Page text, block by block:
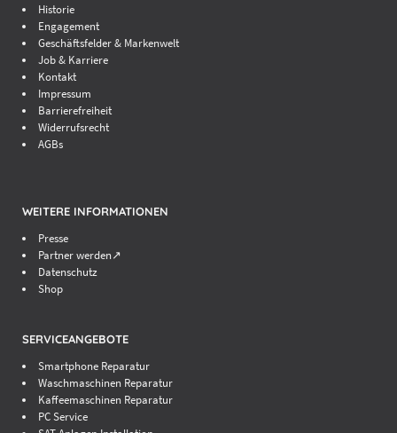
Historie
Engagement
Geschäftsfelder & Markenwelt
Job & Karriere
Kontakt
Impressum
Barrierefreiheit
Widerrufsrecht
AGBs
WEITERE INFORMATIONEN
Presse
Partner werden↗
Datenschutz
Shop
SERVICEANGEBOTE
Smartphone Reparatur
Waschmaschinen Reparatur
Kaffeemaschinen Reparatur
PC Service